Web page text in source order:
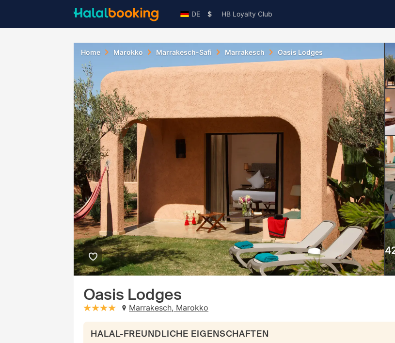
DE $ HB Loyalty Club
Home Marokko Marrakesch-Safi Marrakesch Oasis Lodges
Oasis Lodges
stars: 4Marrakesch, Marokko
HALAL-FREUNDLICHE EIGENSCHAFTEN